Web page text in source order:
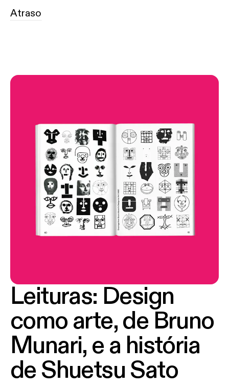
Atraso
Leituras: Design
como arte, de Bruno
Munari, e a história
de Shuetsu Sato